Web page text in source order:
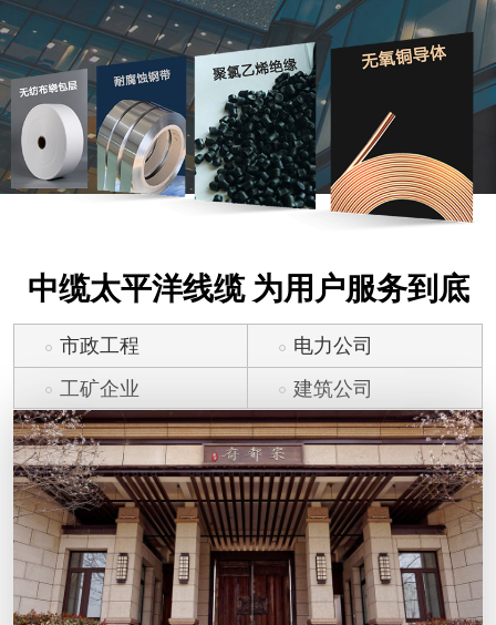
中缆太平洋线缆 为用户服务到底
市政工程
电力公司
工矿企业
建筑公司